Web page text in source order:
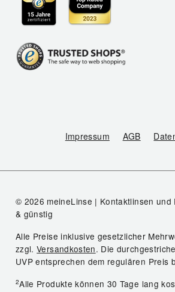
Impressum AGB
© 2026 meineLinse | Kontaktlinsen und
& günstig
Alle Preise inklusive gesetzlicher
zzgl.Versandkosten. Die
UVP entsprechen dem regulären Preis
2Alle Produkte können 30 Tage lang